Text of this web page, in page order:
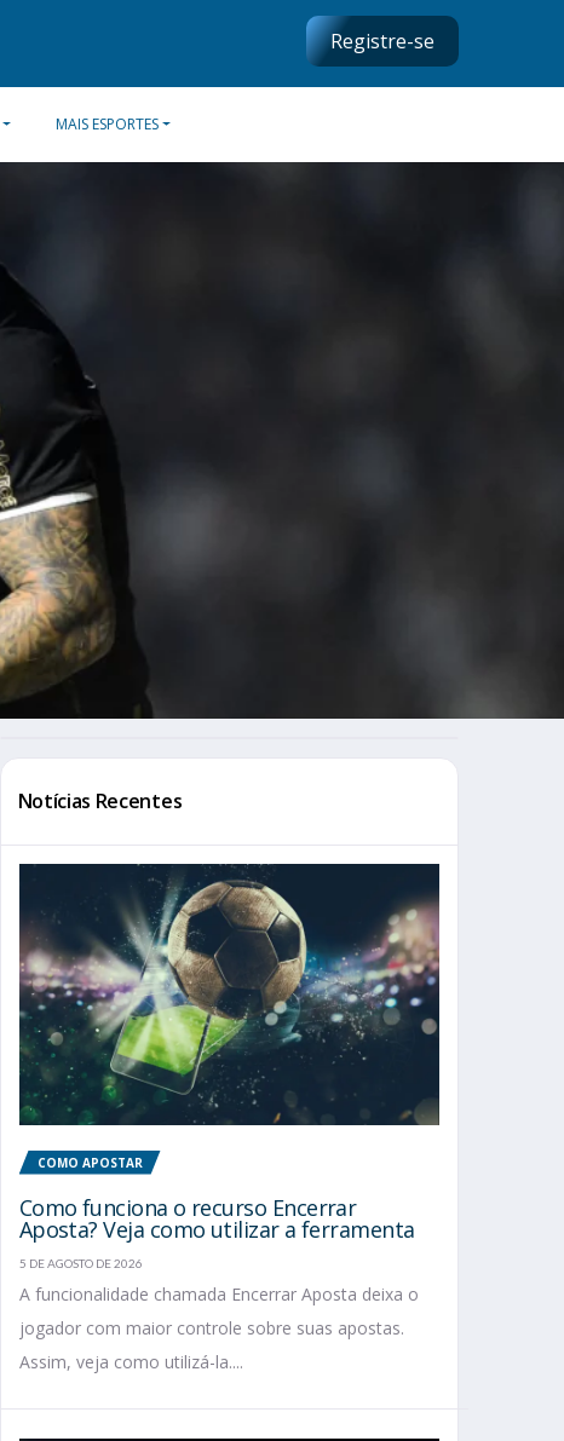
Registre-se
MAIS ESPORTES
Notícias Recentes
COMO APOSTAR
Como funciona o recurso Encerrar
Aposta? Veja como utilizar a ferramenta
5 DE AGOSTO DE 2026
A funcionalidade chamada Encerrar Aposta deixa o
jogador com maior controle sobre suas apostas.
Assim, veja como utilizá-la....